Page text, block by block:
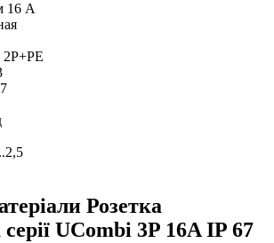
16 А
2P+PE
Розетка
серії UСombi 3P 16A IP 67